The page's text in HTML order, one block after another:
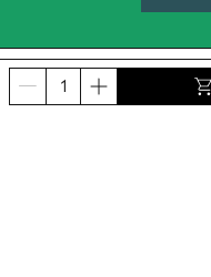
A propos de The Masie
Catégories